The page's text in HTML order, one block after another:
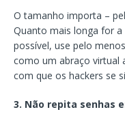
O tamanho importa –
Quanto mais longa for a
possível, use pelo
como um abraço virtual
com que os hackers se
3. Não repita senhas